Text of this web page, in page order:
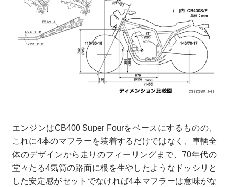
エンジンはCB400 Super Fourをベースにするものの、
これに4本のマフラーを装着するだけではなく、車輌全
体のデザインから走りのフィーリングまで、70年代の
堂々たる4気筒の路面に根を生やしたようなドッシリと
した安定感がセットでなければ4本マフラーは意味がな